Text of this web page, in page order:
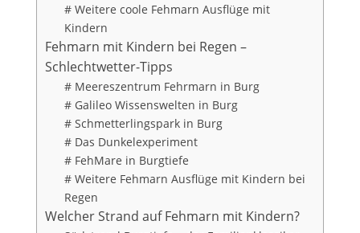
# Weitere coole Fehmarn Ausflüge mit
Kindern
Fehmarn mit Kindern bei Regen –
Schlechtwetter-Tipps
# Meereszentrum Fehrmarn in Burg
# Galileo Wissenswelten in Burg
# Schmetterlingspark in Burg
# Das Dunkelexperiment
# FehMare in Burgtiefe
# Weitere Fehmarn Ausflüge mit Kindern bei
Regen
Welcher Strand auf Fehmarn mit Kindern?